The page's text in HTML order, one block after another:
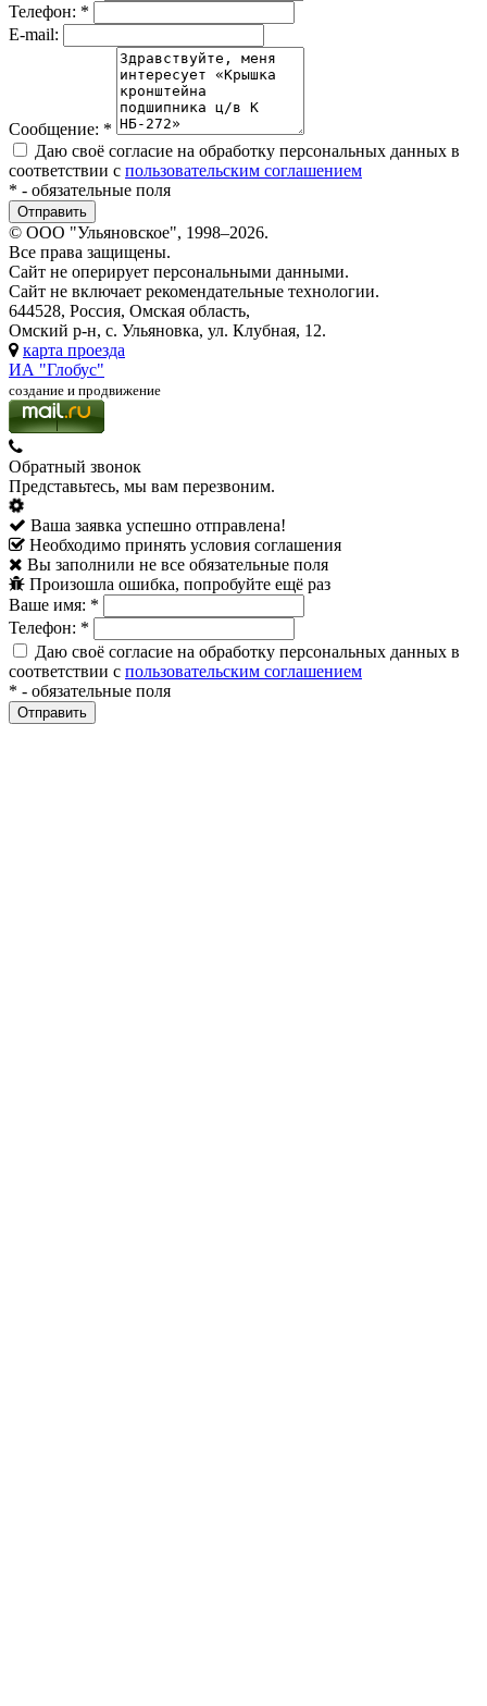
Телефон: *
E-mail:
Сообщение: *
Даю своё согласие на обработку персональных данных в
соответствии с пользовательским соглашением
* - обязательные поля
© ООО "Ульяновское", 1998–2026.
Все права защищены.
Сайт не оперирует персональными данными.
Сайт не включает рекомендательные технологии.
644528, Россия, Омская область,
Омский р-н, с. Ульяновка, ул. Клубная, 12.
карта проезда
ИА "Глобус"
создание и продвижение
Обратный звонок
Представьтесь, мы вам перезвоним.
Ваша заявка успешно отправлена!
Необходимо принять условия соглашения
Вы заполнили не все обязательные поля
Произошла ошибка, попробуйте ещё раз
Ваше имя: *
Телефон: *
Даю своё согласие на обработку персональных данных в
соответствии с пользовательским соглашением
* - обязательные поля